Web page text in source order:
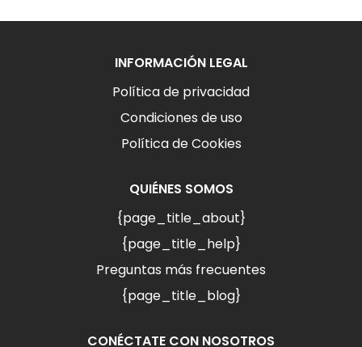
INFORMACIÓN LEGAL
Política de privacidad
Condiciones de uso
Política de Cookies
QUIÉNES SOMOS
{page_title_about}
{page_title_help}
Preguntas más frecuentes
{page_title_blog}
CONÉCTATE CON NOSOTROS